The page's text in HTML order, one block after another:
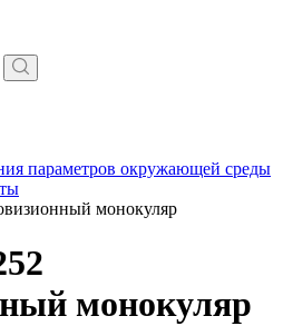
параметров окружающей среды
монокуляр
монокуляр